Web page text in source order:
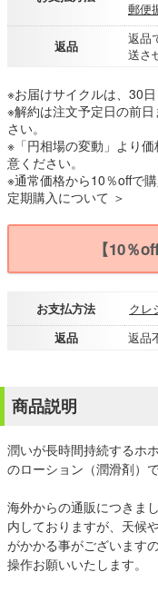
郵便
返品
返品
送さ
※お届けサイクルは、30
※解約は注文予定日の前
さい。
※「円相場の変動」より
意ください。
※通常価格から10％offで
定期購入について ＞
【10％
お支払方法 クレ
返品
返品
商品説明
潤いが長時間持続するホ
のローション（潤滑剤）で
海外からの通販につきま
内しておりますが、天候
がかかる事がございます
操作お願いいたします。